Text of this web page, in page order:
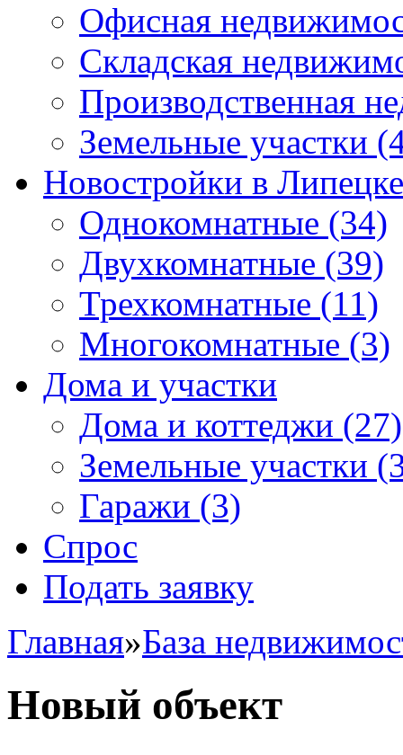
Офисная
Складская
Производственная
Земельные участки
Новостройки в Липецке
Однокомнатные (34)
Двухкомнатные (39)
Трехкомнатные (11)
Многокомнатные (3)
Дома и участки
Дома и коттеджи (27)
Земельные участки
Гаражи (3)
Спрос
Подать заявку
Главная»База
Новый объект